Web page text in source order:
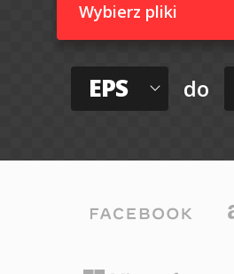
Wybierz pliki
EPS do